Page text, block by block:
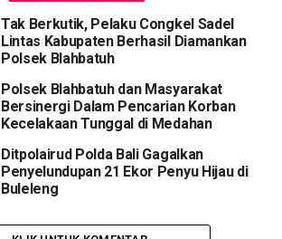
Tak Berkutik, Pelaku Congkel Sadel
Lintas Kabupaten Berhasil Diamankan
Polsek Blahbatuh
Polsek Blahbatuh dan Masyarakat
Bersinergi Dalam Pencarian Korban
Kecelakaan Tunggal di Medahan
Ditpolairud Polda Bali Gagalkan
Penyelundupan 21 Ekor Penyu Hijau di
Buleleng